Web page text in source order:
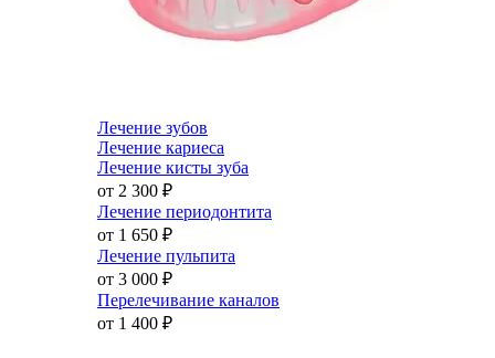
Лечение зубов
Лечение кариеса
Лечение кисты зуба
от 2 300 ₽
Лечение периодонтита
от 1 650 ₽
Лечение пульпита
от 3 000 ₽
Перелечивание каналов
от 1 400 ₽